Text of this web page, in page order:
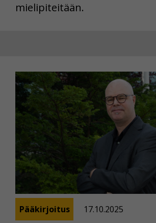
mielipiteitään.
Pääkirjoitus 17.10.2025